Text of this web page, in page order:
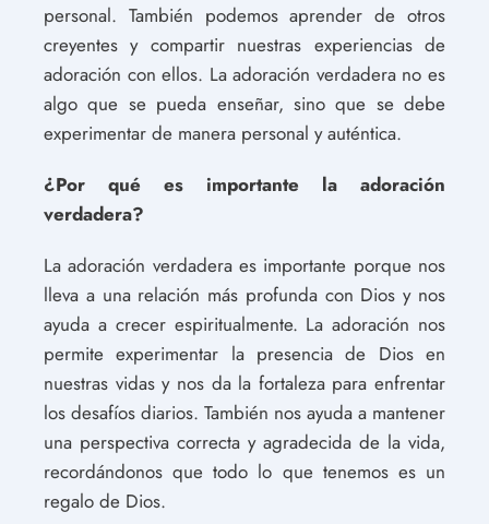
personal. También podemos aprender de otros
creyentes y compartir nuestras experiencias de
adoración con ellos. La adoración verdadera no es
algo que se pueda enseñar, sino que se debe
experimentar de manera personal y auténtica.
¿Por qué es importante la adoración
verdadera?
La adoración verdadera es importante porque nos
lleva a una relación más profunda con Dios y nos
ayuda a crecer espiritualmente. La adoración nos
permite experimentar la presencia de Dios en
nuestras vidas y nos da la fortaleza para enfrentar
los desafíos diarios. También nos ayuda a mantener
una perspectiva correcta y agradecida de la vida,
recordándonos que todo lo que tenemos es un
regalo de Dios.